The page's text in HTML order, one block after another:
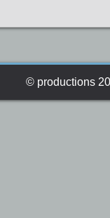
© productions